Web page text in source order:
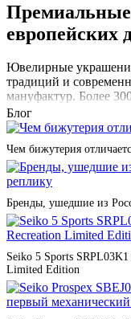
европейских
Ювелирные
традиций и
мануфактур. Более
Salvini, Pianegonda,
французской Nina
бриллиантовых
алмазной пыли —
историю.
Материалы
В создании
материалы с
пробы трех цветов
пробы с 42 оттенками
Блог
Чем бижутерия
Бренды, ушедшие из
Seiko 5 Sports
Limited Edition